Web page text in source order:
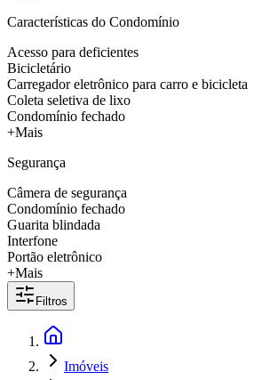
Características do Condomínio
Acesso para deficientes
Bicicletário
Carregador eletrônico para carro e bicicleta
Coleta seletiva de lixo
Condomínio fechado
+Mais
Segurança
Câmera de segurança
Condomínio fechado
Guarita blindada
Interfone
Portão eletrônico
+Mais
Filtros
Imóveis